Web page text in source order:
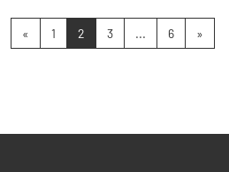
« 1 2 3 ... 6 »